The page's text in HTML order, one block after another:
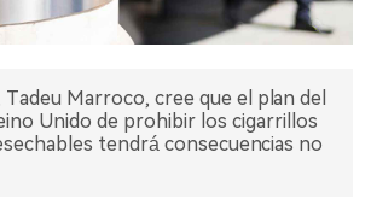
Tadeu Marroco, cree que el plan del
Unido de prohibir los cigarrillos
tendrá consecuencias no